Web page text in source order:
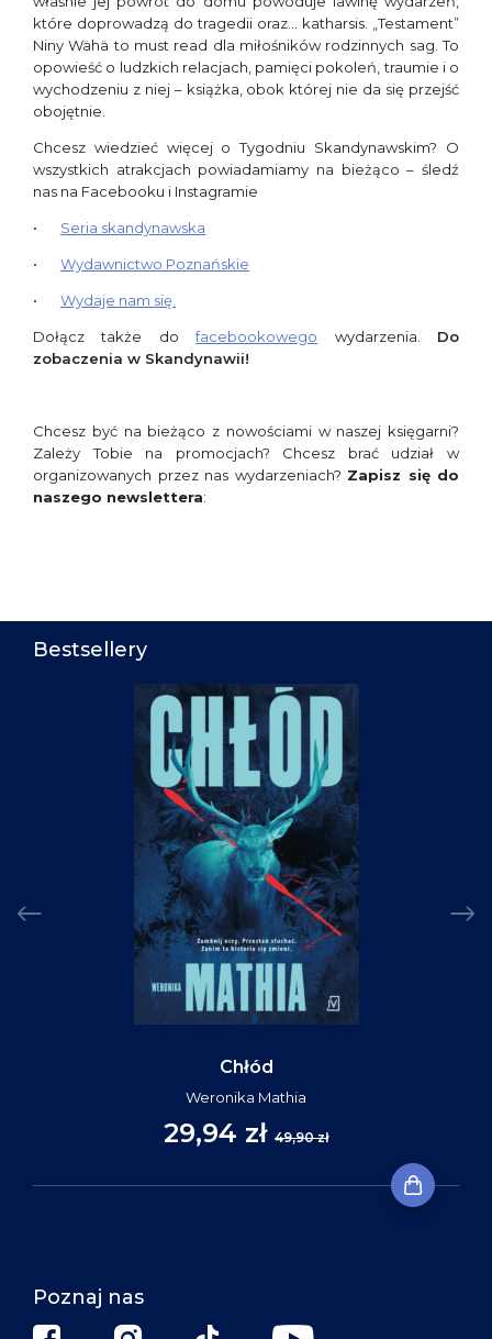
które doprowadzą do tragedii oraz… katharsis. „Testament”
Niny Wähä to must read dla miłośników rodzinnych sag. To
opowieść o ludzkich relacjach, pamięci pokoleń, traumie i o
wychodzeniu z niej – książka, obok której nie da się przejść
obojętnie.
Chcesz wiedzieć więcej o Tygodniu Skandynawskim? O
wszystkich atrakcjach powiadamiamy na bieżąco – śledź
nas na Facebooku i Instagramie
Seria skandynawska
Wydawnictwo Poznańskie
Wydaje nam się.
Dołącz także dofacebookowego wydarzenia. Do
zobaczenia w Skandynawii!
Chcesz być na bieżąco z nowościami w naszej księgarni?
Zależy Tobie na promocjach? Chcesz brać udział w
organizowanych przez nas wydarzeniach? Zapisz się do
naszego newslettera:
Bestsellery
Chłód
Weronika Mathia
29,94 zł 49,90 zł
Poznaj nas